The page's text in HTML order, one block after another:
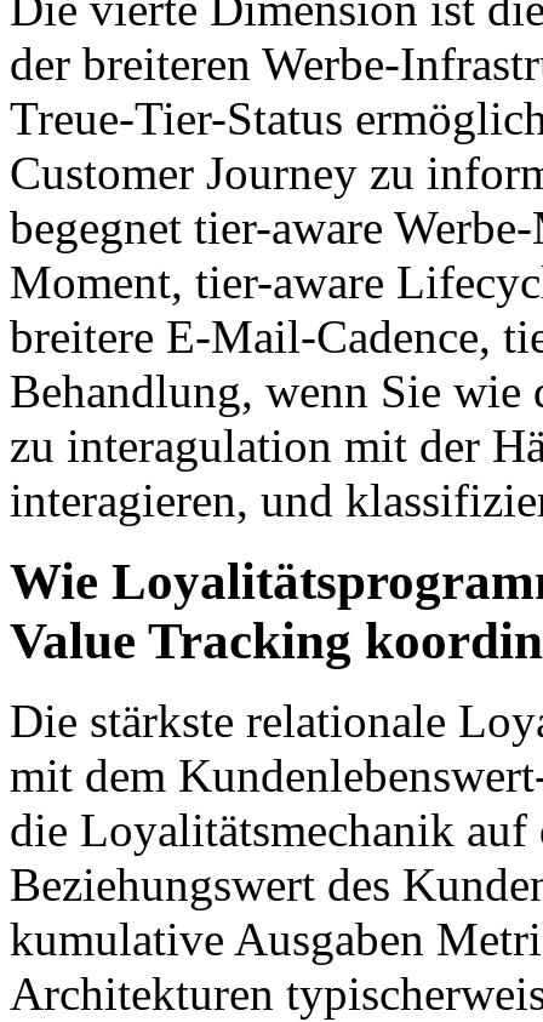
der breiteren Werbe-
Treue-Tier-Status
Customer Journey zu
begegnet tier-aware
Moment, tier-aware
breitere E-Mail-Cadence,
Behandlung, wenn Sie
zu interagulation mit der
interagieren, und
Wie
Value Tracking
Die stärkste relationale
mit dem
die Loyalitätsmechanik auf
Beziehungswert des
kumulative Ausgaben
Architekturen